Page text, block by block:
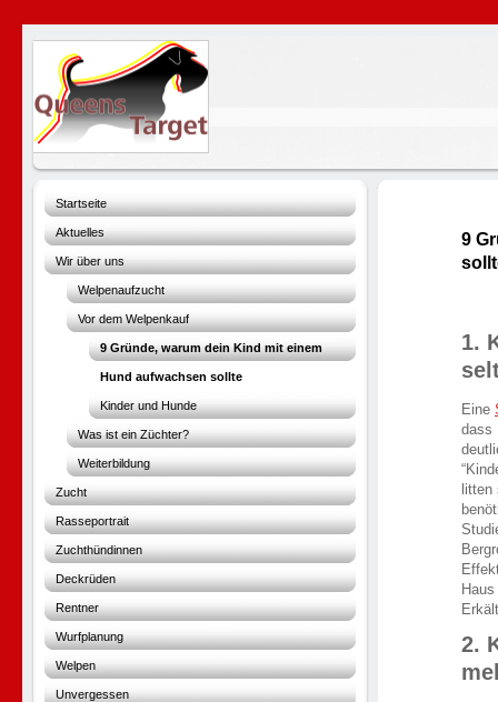
Startseite
Aktuelles
Wir über uns
Welpenaufzucht
Vor dem Welpenkauf
9 Gründe, warum dein Kind mit einem
Hund aufwachsen sollte
Kinder und Hunde
Was ist ein Züchter?
Weiterbildung
Zucht
Rasseportrait
Zuchthündinnen
Deckrüden
Rentner
Wurfplanung
Welpen
Unvergessen
9
1.
Eine
dass
2.